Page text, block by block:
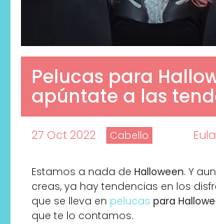
Pelucas para
apúntate a las
27 Oct 2022 Cabello
Estamos a nada de Halloween. Y
creas, ya hay tendencias en los
que se lleva en pelucas para
que te lo contamos.